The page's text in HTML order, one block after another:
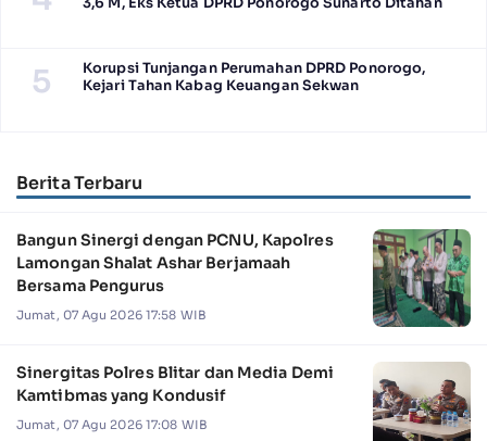
3,6 M, Eks Ketua DPRD Ponorogo Sunarto Ditahan
5
Korupsi Tunjangan Perumahan DPRD Ponorogo,
Kejari Tahan Kabag Keuangan Sekwan
Berita Terbaru
Bangun Sinergi dengan PCNU, Kapolres
Lamongan Shalat Ashar Berjamaah
Bersama Pengurus
Jumat, 07 Agu 2026 17:58 WIB
Sinergitas Polres Blitar dan Media Demi
Kamtibmas yang Kondusif
Jumat, 07 Agu 2026 17:08 WIB